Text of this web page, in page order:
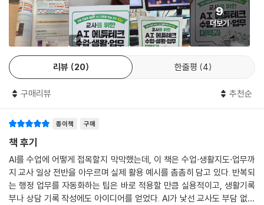
1-24. Gemini Gem - 1:1 AI 튜터와 함께 완성하는 맞춤형 학습
1. 둘러보기
2. [대표 수업] AI 커리어 코치와 함께 미래 설계하기
3. [핵심 활동&도구 알아보기] Gemini Gem 완전 정복
4. 더 알아보기 : 제미나이와 오팔(Opal)의 만남 - 챗봇을 넘어 '앱'이 되
1-25. Vrew - AI와 함께 나만의 영상 콘텐츠를 제작해요!
2. [대표 수업] AI와 함께 그리는 2045, 미래 뉴스 제작하기
3. [핵심 활동&도구 알아보기] 텍스트로 비디오 만들기
4. AI 영상 편집의 양대 산맥, Vrew vs. CapCut 심층 비교
1-26. Napkin AI - 디자인 고민 끝! 인포그래픽으로 생각을 구조화해요
1. 둘러보기
2. [대표 수업] 지역 특산물로 설계하는 로컬 푸드 창업 프로젝트
9
더보기
리뷰 20
책 후기
AI를 수업에 어떻게 접목할지 막막했는데, 이 책은 수업·생활지도·업무까
지 교사 일상 전반을 아우르며 실제 활용 예시를 촘촘히 담고 있다. 반복되
는 행정 업무를 자동화하는 팁은 바로 적용할 만큼 실용적이고, 생활기록